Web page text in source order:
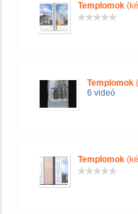
Templomok
Templomok
6 videó
Templomok